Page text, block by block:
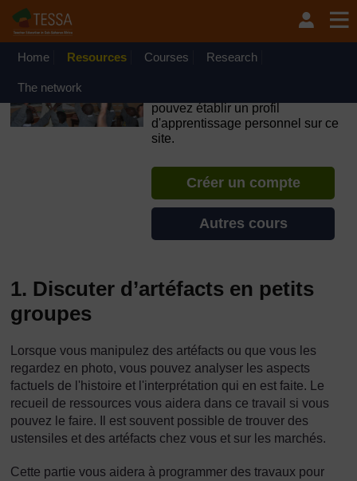
Passer au contenu principal
OpenLearn Create will be unavailable on Wednesday 12
August 2026 from 8am to 10.30am (GMT) due to routine
Home Resources Courses Research
The network
pouvez établir un profil
d'apprentissage personnel sur ce
site.
Créer un compte
Autres cours
1. Discuter d’artéfacts en petits
groupes
Lorsque vous manipulez des artéfacts ou que vous les
regardez en photo, vous pouvez analyser les aspects
factuels de l'histoire et l'interprétation qui en est faite. Le
recueil de ressources vous aidera dans ce travail si vous
pouvez le faire. Il est souvent possible de trouver des
ustensiles et des artéfacts chez vous et sur les marchés.
Cette partie vous aidera à programmer des travaux pour